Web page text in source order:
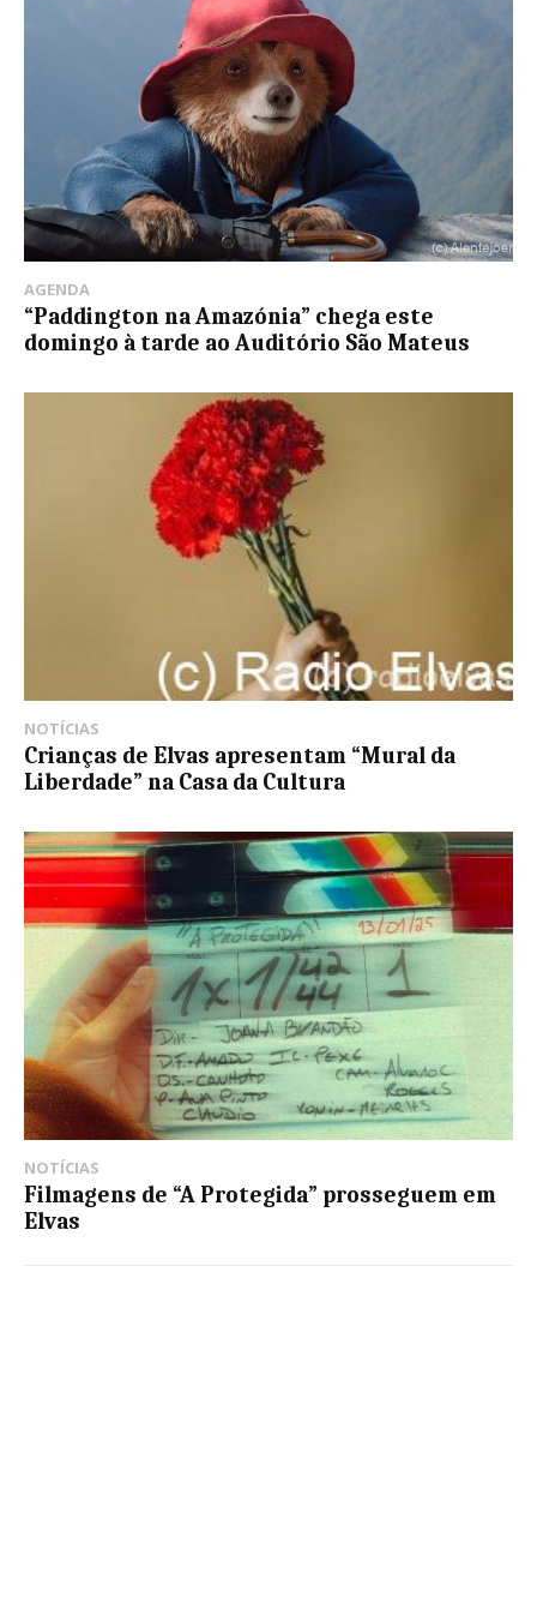
AGENDA
“Paddington na Amazónia” chega este
domingo à tarde ao Auditório São Mateus
NOTÍCIAS
Crianças de Elvas apresentam “Mural da
Liberdade” na Casa da Cultura
NOTÍCIAS
Filmagens de “A Protegida” prosseguem em
Elvas